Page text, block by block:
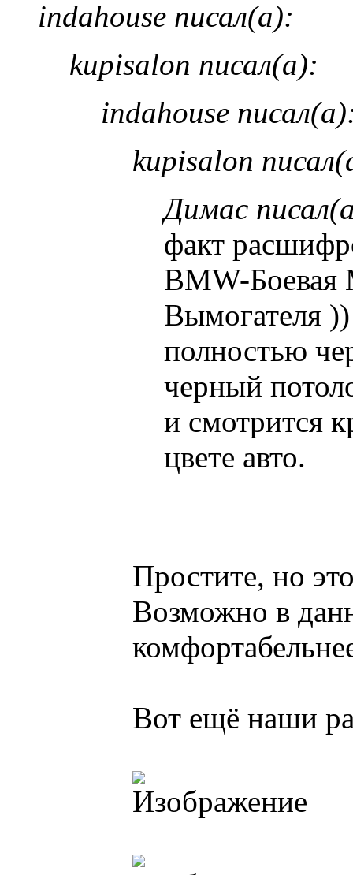
indahouse писал(а):
kupisalon писал(а):
indahouse
kupisalon
Димас
факт
BMW-
Вымогателя ))
полностью
черный
и смотрится
цвете авто.
Простите, но
Возможно в
Вот ещё наши